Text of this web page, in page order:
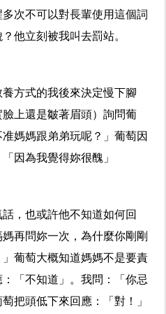
次不可以對長輩使用這個詞
他立刻被我叫去罰站。
方式的我後來決定慢下腳
上還是皺著眉頭）詢問葡
媽媽跟弟弟玩呢？」葡萄因
因為我覺得妳很醜」
，也或許他不知道如何回
再問妳一次，為什麼你剛剛
葡萄大概知道媽媽不是要責
「不知道」。我問：「你忌
把頭低下來回應：「對！」